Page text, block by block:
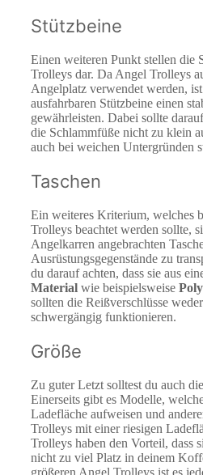
Stützbeine
Einen weiteren Punkt stellen die
Trolleys dar. Da Angel Trolleys
Angelplatz verwendet werden,
ausfahrbaren Stützbeine einen
gewährleisten. Dabei sollte
die Schlammfüße nicht zu klein
auch bei weichen Untergründen
Taschen
Ein weiteres Kriterium, welches
Trolleys beachtet werden sollte,
Angelkarren angebrachten
Ausrüstungsgegenstände zu
du darauf achten, dass sie aus
Material wie beispielsweise
sollten die Reißverschlüsse
schwergängig funktionieren.
Größe
Zu guter Letzt solltest du auch
Einerseits gibt es Modelle,
Ladefläche aufweisen und
Trolleys mit einer riesigen
Trolleys haben den Vorteil, dass
nicht zu viel Platz in deinem
größeren Angel Trolleys ist es